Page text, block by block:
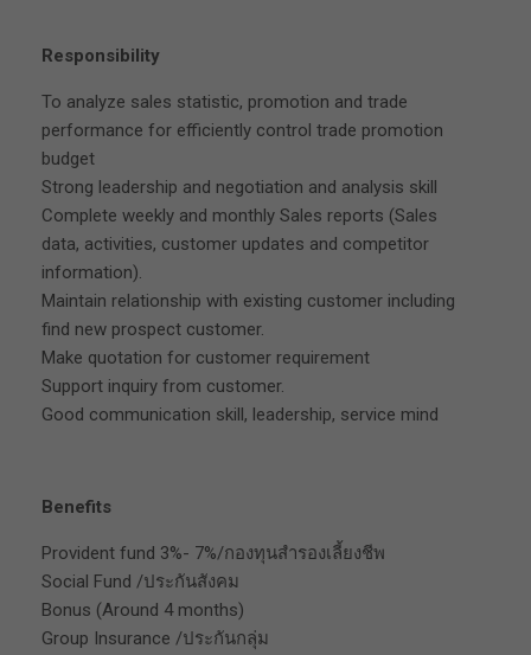
Responsibility
To analyze sales statistic, promotion and trade
performance for efficiently control trade promotion
budget
Strong leadership and negotiation and analysis skill
Complete weekly and monthly Sales reports (Sales
data, activities, customer updates and competitor
information).
Maintain relationship with existing customer including
find new prospect customer.
Make quotation for customer requirement
Support inquiry from customer.
Good communication skill, leadership, service mind
Benefits
Provident fund 3%- 7%/กองทุนสำรองเลี้ยงชีพ
Social Fund /ประกันสังคม
Bonus (Around 4 months)
Group Insurance /ประกันกลุ่ม